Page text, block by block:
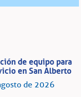
de equipo para
en San Alberto
de 2026